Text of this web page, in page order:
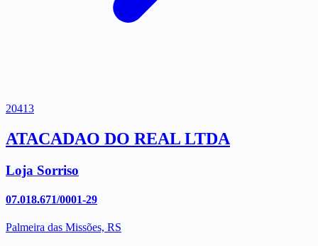
20413
ATACADAO DO REAL LTDA
Loja Sorriso
07.018.671/0001-29
Palmeira das Missões, RS